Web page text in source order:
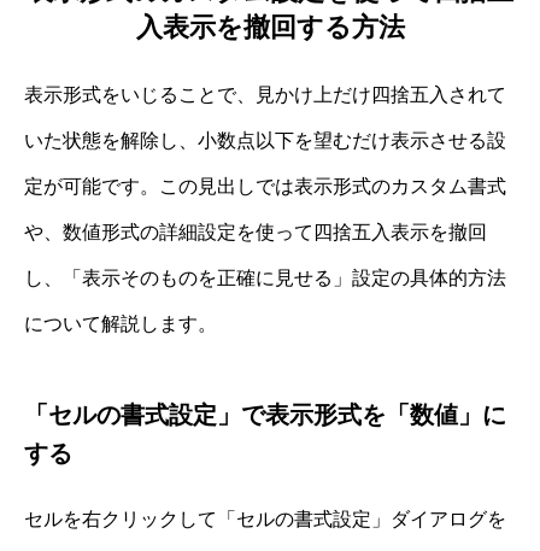
入表示を撤回する方法
表示形式をいじることで、見かけ上だけ四捨五入されて
いた状態を解除し、小数点以下を望むだけ表示させる設
定が可能です。この見出しでは表示形式のカスタム書式
や、数値形式の詳細設定を使って四捨五入表示を撤回
し、「表示そのものを正確に見せる」設定の具体的方法
について解説します。
「セルの書式設定」で表示形式を「数値」に
する
セルを右クリックして「セルの書式設定」ダイアログを